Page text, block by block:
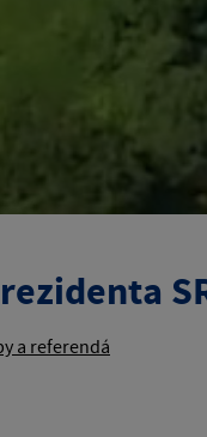
a referendá